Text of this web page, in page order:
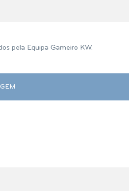
pela Equipa Gameiro KW.